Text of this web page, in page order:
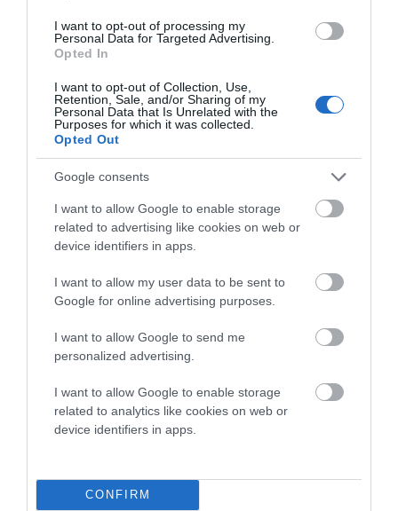
I want to opt-out of processing my
Personal Data for Targeted Advertising.
Opted In
I want to opt-out of Collection, Use,
Retention, Sale, and/or Sharing of my
Personal Data that Is Unrelated with the
Purposes for which it was collected.
Opted Out
Google consents
I want to allow Google to enable storage
related to advertising like cookies on web or
device identifiers in apps.
I want to allow my user data to be sent to
Google for online advertising purposes.
I want to allow Google to send me
personalized advertising.
I want to allow Google to enable storage
related to analytics like cookies on web or
device identifiers in apps.
CONFIRM
Προτεινόμενα άρθρα
Η Φιλαρμονική του Μουσικού Συλλόγου Άνδρου τίμησε
τον μοναδικό Γιώργο Κατσαρό
Απαράδεκτη εμπειρία στη Ραφήνα. Φωτογραφίες από
βίντεο εκείνης της ώρας…
Η ΥΔΡΟΦΟΡΑ ΤΟΥ ΕΠΑΡΧΕΙΟΥ ΧΑΘΗΚΕ! ΟΠΩΣ
ΧΑΘΗΚΑΝ ΚΑΙ ΟΙ ΑΣΦΑΛΤΟΣΤΡΩΣΕΙΣ ΤΟΥ
ΠΑΡΑΜΕΝΟΥΝ…
ΑΠΟΚΛΕΙΣΤΙΚΟ: «ΕΤΣΙ ΑΝΑΚΑΛΥΨΑ ΤΟ
ΑΝΟΙΧΤΗ ΕΠΙΣΤΟΛΗ ΠΑΛΑΙΟΠΟΛΗΣ: Προς K.